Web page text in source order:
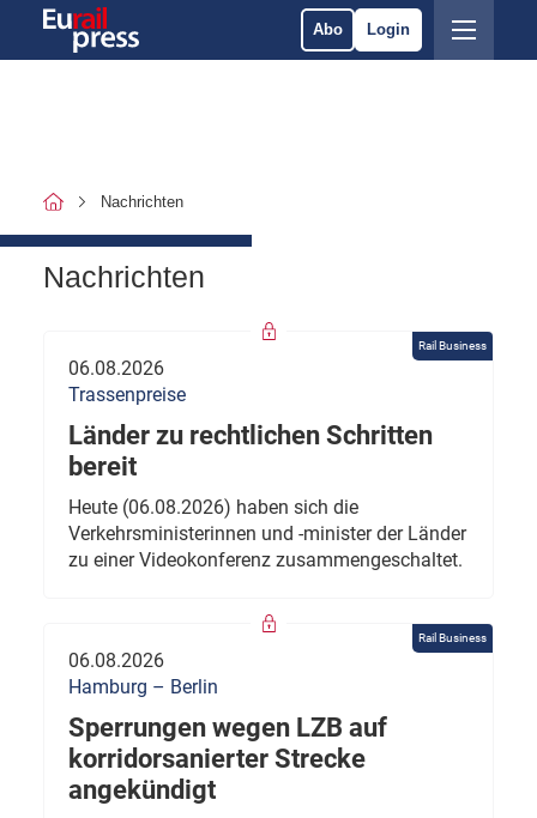
Abo Login
Nachrichten
Nachrichten
Rail Business
06.08.2026
Trassenpreise
Länder zu rechtlichen Schritten
bereit
Heute (06.08.2026) haben sich die
Verkehrsministerinnen und -minister der Länder
zu einer Videokonferenz zusammengeschaltet.
Rail Business
06.08.2026
Hamburg – Berlin
Sperrungen wegen LZB auf
korridorsanierter Strecke
angekündigt